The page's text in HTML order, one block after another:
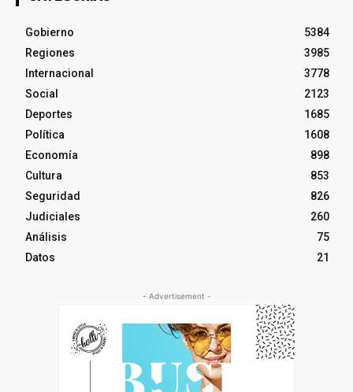
Gobierno
5384
Regiones
3985
Internacional
3778
Social
2123
Deportes
1685
Política
1608
Economía
898
Cultura
853
Seguridad
826
Judiciales
260
Análisis
75
Datos
21
- Advertisement -